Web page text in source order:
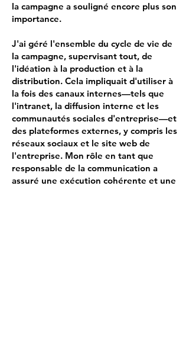
la campagne a souligné encore plus son
importance.
J'ai géré l'ensemble du cycle de vie de
la campagne, supervisant tout, de
l'idéation à la production et à la
distribution. Cela impliquait d'utiliser à
la fois des canaux internes—tels que
l'intranet, la diffusion interne et les
communautés sociales d'entreprise—et
des plateformes externes, y compris les
réseaux sociaux et le site web de
l'entreprise. Mon rôle en tant que
responsable de la communication a
assuré une exécution cohérente et une